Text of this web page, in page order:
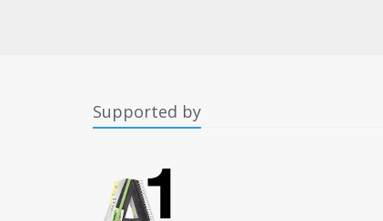
Supported by